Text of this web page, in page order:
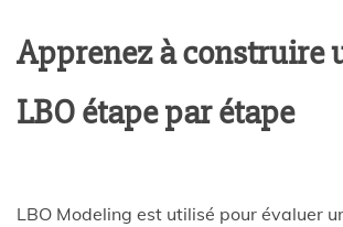
Apprenez à construire
LBO étape par étape
LBO Modeling est utilisé pour évaluer